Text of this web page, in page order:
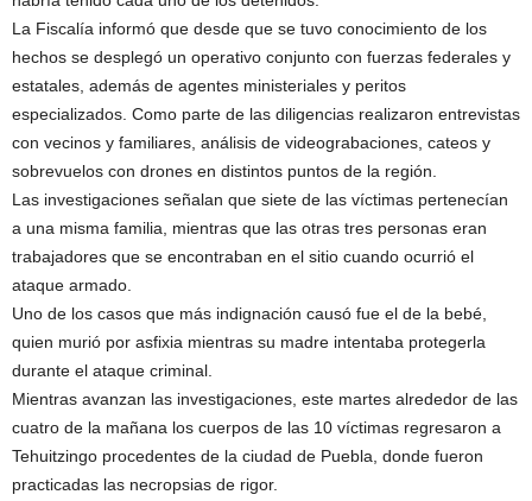
La Fiscalía informó que desde que se tuvo conocimiento de los
hechos se desplegó un operativo conjunto con fuerzas federales y
estatales, además de agentes ministeriales y peritos
especializados. Como parte de las diligencias realizaron entrevistas
con vecinos y familiares, análisis de videograbaciones, cateos y
sobrevuelos con drones en distintos puntos de la región.
Las investigaciones señalan que siete de las víctimas pertenecían
a una misma familia, mientras que las otras tres personas eran
trabajadores que se encontraban en el sitio cuando ocurrió el
ataque armado.
Uno de los casos que más indignación causó fue el de la bebé,
quien murió por asfixia mientras su madre intentaba protegerla
durante el ataque criminal.
Mientras avanzan las investigaciones, este martes alrededor de las
cuatro de la mañana los cuerpos de las 10 víctimas regresaron a
Tehuitzingo procedentes de la ciudad de Puebla, donde fueron
practicadas las necropsias de rigor.